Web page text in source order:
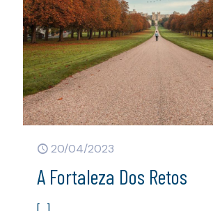
20/04/2023
A Fortaleza Dos Retos